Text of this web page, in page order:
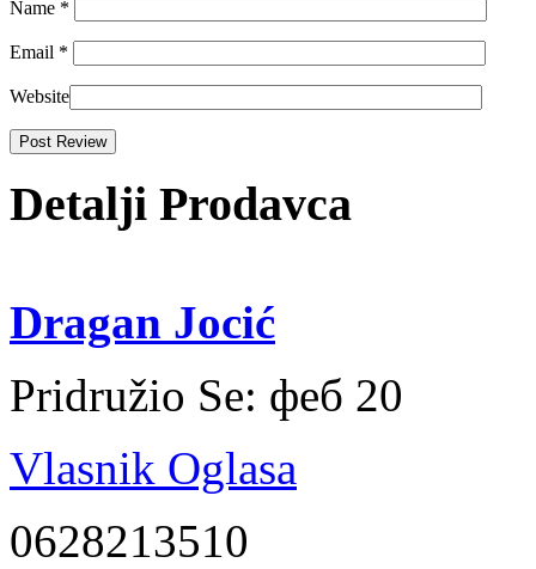
Name *
Email *
Website
Detalji Prodavca
Dragan Jocić
Pridružio Se: феб 20
Vlasnik Oglasa
0628213510